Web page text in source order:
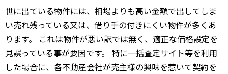
世に出ている物件には、相場よりも高い金額で出してしま
い売れ残っている又は、借り手の付きにくい物件が多くあ
ります。 これは物件が悪い訳では無く、適正な価格設定を
見誤っている事が要因です。 特に一括査定サイト等を利用
した場合に、各不動産会社が売主様の興味を惹いて契約を